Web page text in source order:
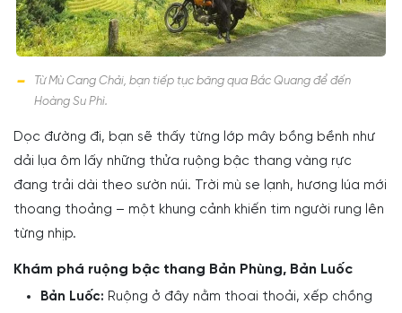
Từ Mù Cang Chải, bạn tiếp tục băng qua Bắc Quang để đến
Hoàng Su Phì.
Dọc đường đi, bạn sẽ thấy từng lớp mây bồng bềnh như
dải lụa ôm lấy những thửa ruộng bậc thang vàng rực
đang trải dài theo sườn núi. Trời mù se lạnh, hương lúa mới
thoang thoảng – một khung cảnh khiến tim người rung lên
từng nhịp.
Khám phá ruộng bậc thang Bản Phùng, Bản Luốc
Bản Luốc: Ruộng ở đây nằm thoai thoải, xếp chồng